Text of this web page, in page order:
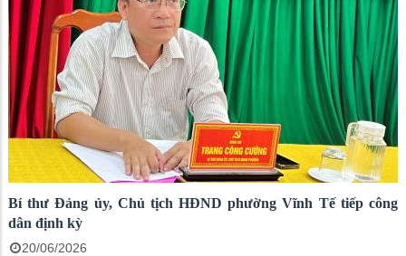
Bí thư Đảng ủy, Chủ tịch HĐND phường Vĩnh Tế tiếp công
dân định kỳ
20/06/2026